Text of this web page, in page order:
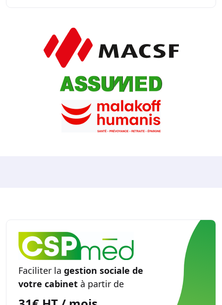
Faciliter la gestion sociale de
votre cabinet à partir de